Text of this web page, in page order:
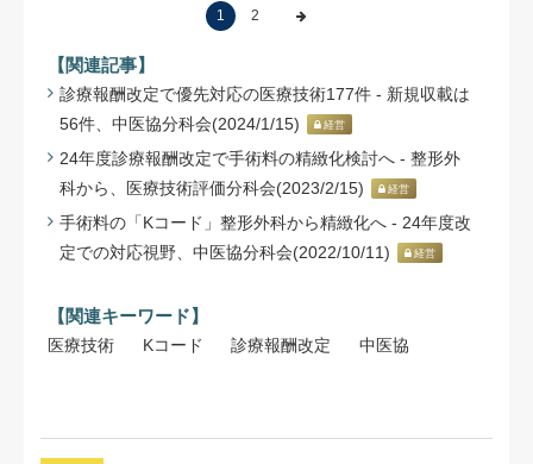
1 2
【関連記事】
診療報酬改定で優先対応の医療技術177件 - 新規収載は
56件、中医協分科会(2024/1/15)
経営
24年度診療報酬改定で手術料の精緻化検討へ - 整形外
科から、医療技術評価分科会(2023/2/15)
経営
手術料の「Kコード」整形外科から精緻化へ - 24年度改
定での対応視野、中医協分科会(2022/10/11)
経営
【関連キーワード】
医療技術 Kコード 診療報酬改定 中医協